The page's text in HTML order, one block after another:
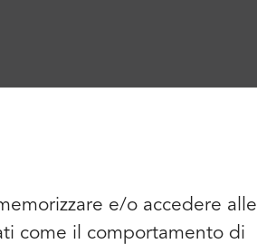
e/o accedere alle
come il comportamento di